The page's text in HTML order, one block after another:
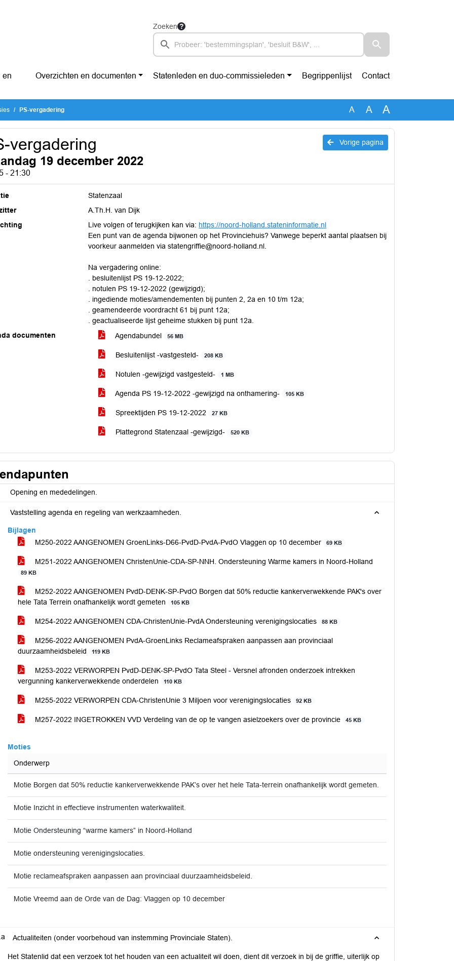
Zoeken
en Overzichten en documenten Statenleden en duo-commissieleden Begrippenlijst Contact
PS-vergadering A A A
Vorige pagina
vergadering
19 december 2022
- 21:30
Statenzaal
A.Th.H. van Dijk
Live volgen of terugkijken kan via: https://noord-holland.stateninformatie.nl
Een punt van de agenda bijwonen op het Provinciehuis? Vanwege beperkt aantal plaatsen bij
voorkeur aanmelden via statengriffie@noord-holland.nl.
Na vergadering online:
. besluitenlijst PS 19-12-2022;
. notulen PS 19-12-2022 (gewijzigd);
. ingediende moties/amendementen bij punten 2, 2a en 10 t/m 12a;
. geamendeerde voordracht 61 bij punt 12a;
. geactualiseerde lijst geheime stukken bij punt 12a.
documenten
Agendabundel 56 MB
Besluitenlijst -vastgesteld- 208 KB
Notulen -gewijzigd vastgesteld- 1 MB
Agenda PS 19-12-2022 -gewijzigd na onthamering- 105 KB
Spreektijden PS 19-12-2022 27 KB
Plattegrond Statenzaal -gewijzigd- 520 KB
Opening en mededelingen.
Vaststelling agenda en regeling van werkzaamheden.
Bijlagen
M250-2022 AANGENOMEN GroenLinks-D66-PvdD-PvdA-PvdO Vlaggen op 10 december
69 KB
M251-2022 AANGENOMEN ChristenUnie-CDA-SP-NNH. Ondersteuning Warme kamers in Noord-Holland
89 KB
M252-2022 AANGENOMEN PvdD-DENK-SP-PvdO Borgen dat 50% reductie kankerverwekkende PAK's over
hele Tata Terrein onafhankelijk wordt gemeten
105 KB
M254-2022 AANGENOMEN CDA-ChristenUnie-PvdA Ondersteuning verenigingslocaties 88 KB
M256-2022 AANGENOMEN PvdA-GroenLinks Reclameafspraken aanpassen aan provinciaal
duurzaamheidsbeleid
119 KB
M253-2022 VERWORPEN PvdD-DENK-SP-PvdO Tata Steel - Versnel afronden onderzoek intrekken
vergunning kankerverwekkende onderdelen
110 KB
M255-2022 VERWORPEN CDA-ChristenUnie 3 Miljoen voor verenigingslocaties 92 KB
M257-2022 INGETROKKEN VVD Verdeling van de op te vangen asielzoekers over de provincie 45 KB
Moties
Onderwerp
Motie Borgen dat 50% reductie kankerverwekkende PAK’s over het hele Tata-terrein onafhankelijk wordt gemeten.
Motie Inzicht in effectieve instrumenten waterkwaliteit.
Motie Ondersteuning “warme kamers” in Noord-Holland
Motie ondersteuning verenigingslocaties.
Motie reclameafspraken aanpassen aan provinciaal duurzaamheidsbeleid.
Motie Vreemd aan de Orde van de Dag: Vlaggen op 10 december
Actualiteiten (onder voorbehoud van instemming Provinciale Staten).
Het Statenlid dat een verzoek tot het houden van een actualiteit wil doen, dient dit verzoek in bij de griffie, uiterlijk op